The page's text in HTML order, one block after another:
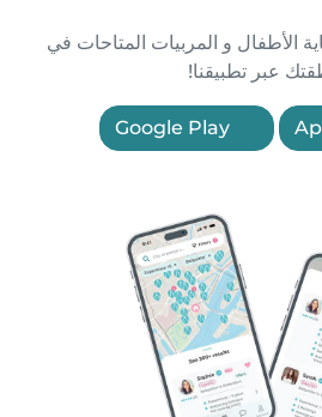
الأطفال و المربيات المتاحات في
عبر تطبيقنا!